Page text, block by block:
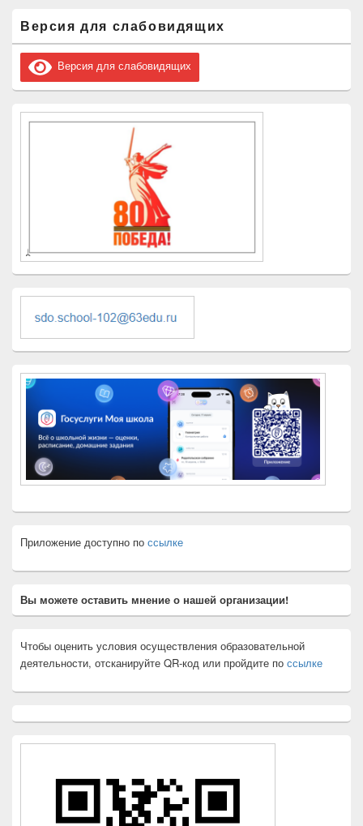
основной
боковой
панели
Версия для слабовидящих
Версия для слабовидящих
Приложение доступно по ссылке
Вы можете оставить мнение о нашей организации!
Чтобы оценить условия осуществления образовательной
деятельности, отсканируйте QR-код или пройдите по ссылке